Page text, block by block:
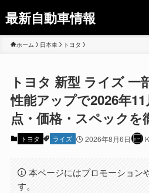
最新自動車情報
ホーム 日本車 トヨタ
トヨタ 新型 ライズ 一
性能アップで2026年
点・価格・スペックを
トヨタ ライズ 2026年8月6日
本ページにはプロモーション
す。